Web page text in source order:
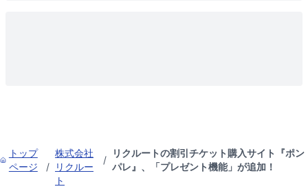
トップ
ページ
/
株式会社
リクルー
ト
/
リクルートの割引チケット購入サイト『ポン
パレ』、「プレゼント機能」が追加！